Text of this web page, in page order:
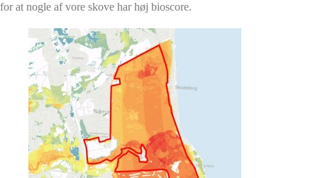
for at nogle af vore skove har høj bioscore.